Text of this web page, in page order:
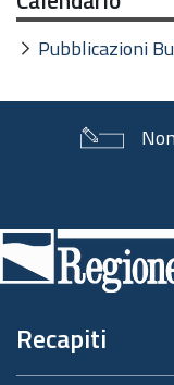
Pubblicazioni
di
pagina
Recapiti